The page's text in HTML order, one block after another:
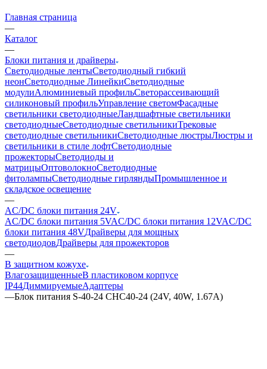
Главная страница
—
Каталог
—
Блоки питания и драйверы
Светодиодные лентыСветодиодный гибкий
неонСветодиодные ЛинейкиСветодиодные
модулиАлюминиевый профильСветорассеивающий
силиконовый профильУправление светомФасадные
светильники светодиодныеЛандшафтные светильники
светодиодныеСветодиодные светильникиТрековые
светодиодные светильникиСветодиодные люстрыЛюстры и
светильники в стиле лофтСветодиодные
прожекторыСветодиоды и
матрицыОптоволокноСветодиодные
фитолампыСветодиодные гирляндыПромышленное и
складское освещение
—
AC/DC блоки питания 24V
AC/DC блоки питания 5VAC/DC блоки питания 12VAC/DC
блоки питания 48VДрайверы для мощных
светодиодовДрайверы для прожекторов
—
В защитном кожухе
ВлагозащищенныеВ пластиковом корпусе
IP44ДиммируемыеАдаптеры
—Блок питания S-40-24 CHC40-24 (24V, 40W, 1.67A)